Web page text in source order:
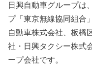
日興自動車グループは
プ「東京無線協同組合
自動車株式会社、板橋
社・日興タクシー株式
ープ会社です。